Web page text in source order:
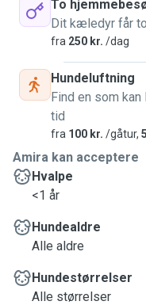
To
Dit kæledyr får
fra 250 kr. /dag
Hundeluftning
Find en som
tid
fra 100 kr. /gåtur,
Amira kan acceptere
Hvalpe
<1 år
Hundealdre
Alle aldre
Hundestørrelser
Alle størrelser